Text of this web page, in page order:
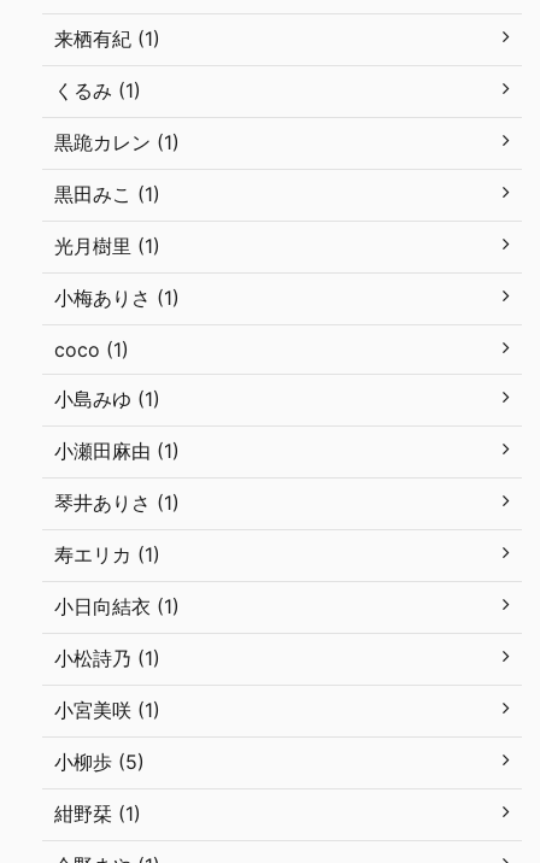
来栖有紀 (1)
くるみ (1)
黒跪カレン (1)
黒田みこ (1)
光月樹里 (1)
小梅ありさ (1)
coco (1)
小島みゆ (1)
小瀬田麻由 (1)
琴井ありさ (1)
寿エリカ (1)
小日向結衣 (1)
小松詩乃 (1)
小宮美咲 (1)
小柳歩 (5)
紺野栞 (1)